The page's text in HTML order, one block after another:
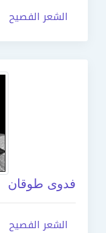
الشعر الفصيح
فدوى طوقان
الشعر الفصيح